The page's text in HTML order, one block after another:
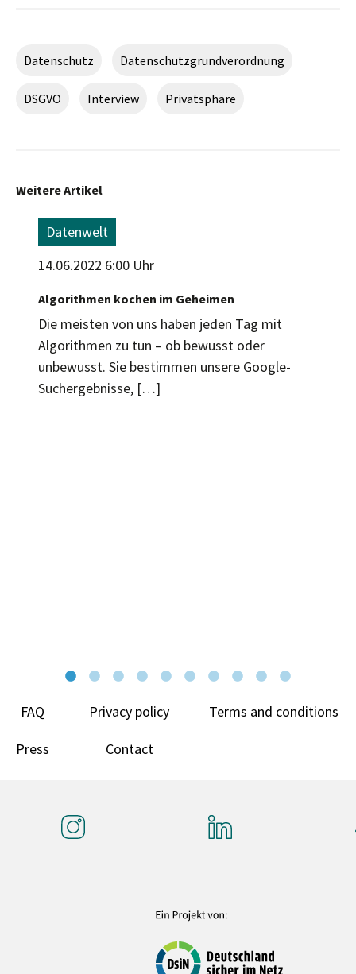
Datenschutz Datenschutzgrundverordnung
DSGVO Interview Privatsphäre
Weitere Artikel
Datenwelt
14.06.2022 6:00 Uhr
Algorithmen kochen im Geheimen
Die meisten von uns haben jeden Tag mit
Algorithmen zu tun – ob bewusst oder
unbewusst. Sie bestimmen unsere Google-
Suchergebnisse, […]
FAQ Privacy policy Terms and conditions
Press Contact